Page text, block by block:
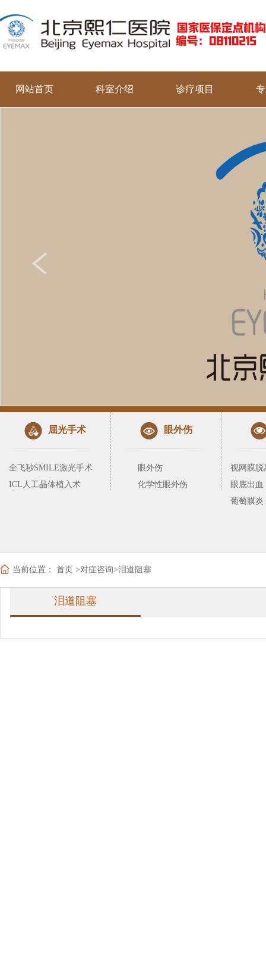
网站首页 科室介绍 诊疗项目
屈光手术
全飞秒SMILE激光手术
ICL人工晶体植入术
眼外伤
眼外伤
化学性眼外伤
视网膜脱
眼底出血
葡萄膜炎
当前位置： 首页 >对症咨询>泪道阻塞
泪道阻塞